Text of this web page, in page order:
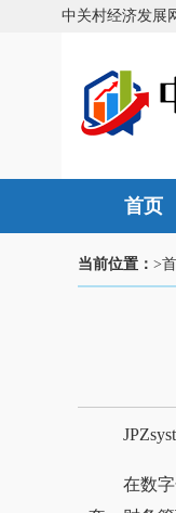
中关村经济发展
首页
当前位置： >
在数